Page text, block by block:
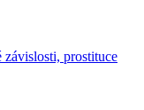
prostituce